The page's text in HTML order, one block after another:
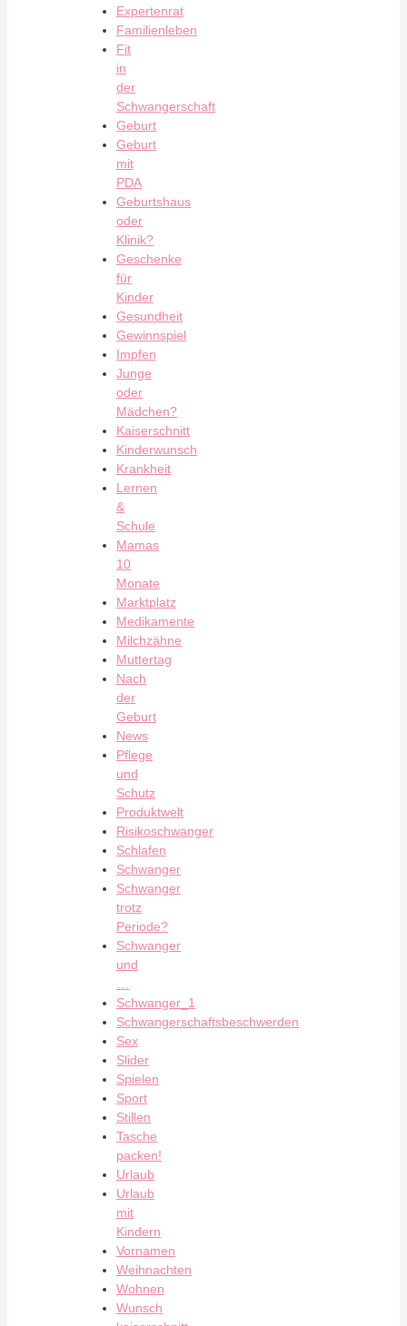
Expertenrat
Familienleben
Fit
in
der
Schwangerschaft
Geburt
Geburt
mit
PDA
Geburtshaus
oder
Klinik?
Geschenke
für
Kinder
Gesundheit
Gewinnspiel
Impfen
Junge
oder
Mädchen?
Kaiserschnitt
Kinderwunsch
Krankheit
Lernen
&
Schule
Mamas
10
Monate
Marktplatz
Medikamente
Milchzähne
Muttertag
Nach
der
Geburt
News
Pflege
und
Schutz
Produktwelt
Risikoschwanger
Schlafen
Schwanger
Schwanger
trotz
Periode?
Schwanger
und
Schwanger_1
Schwangerschaftsbeschwerden
Sex
Slider
Spielen
Sport
Stillen
Tasche
packen!
Urlaub
Urlaub
mit
Kindern
Vornamen
Weihnachten
Wohnen
Wunsch